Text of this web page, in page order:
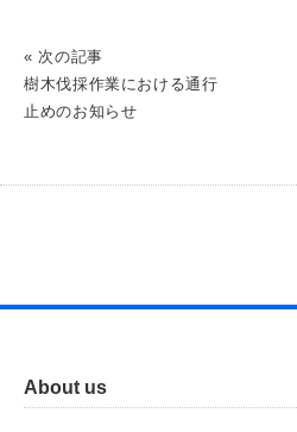
« 次の記事
樹木伐採作業における通行
止めのお知らせ
About us